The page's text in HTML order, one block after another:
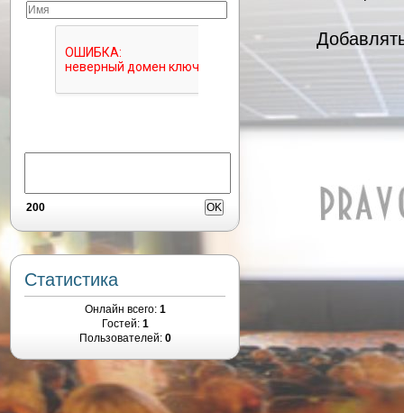
200
Статистика
Онлайн всего: 1
Гостей: 1
Пользователей: 0